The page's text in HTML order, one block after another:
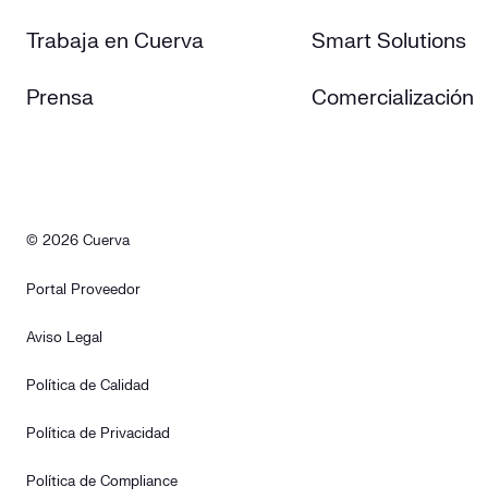
Trabaja en Cuerva
Prensa
Smart Solutions
Comercialización
© 2026 Cuerva
Portal Proveedor
Aviso Legal
Política de Calidad
Política de Privacidad
Política de Compliance